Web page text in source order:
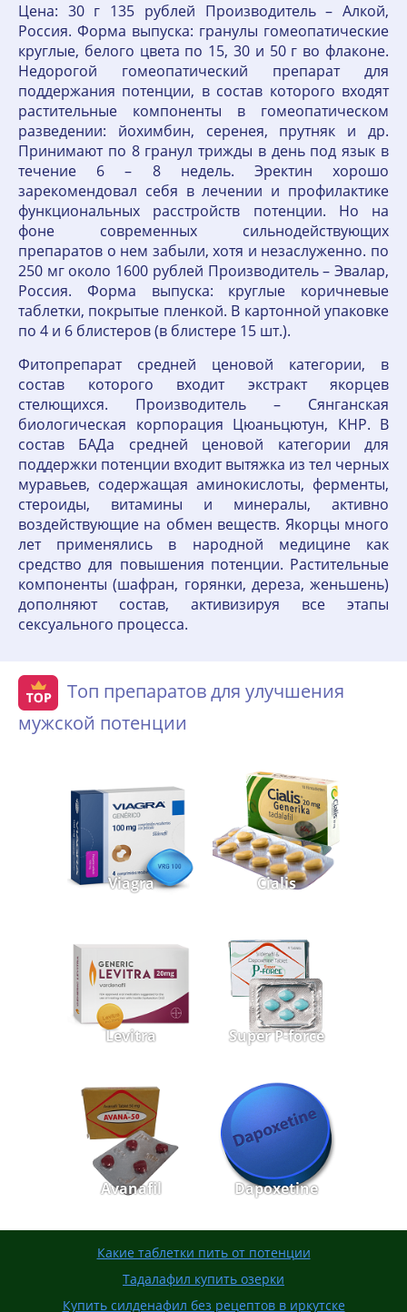
Цена: 30 г 135 рублей Производитель – Алкой,
Россия. Форма выпуска: гранулы гомеопатические
круглые, белого цвета по 15, 30 и 50 г во флаконе.
Недорогой гомеопатический препарат для
поддержания потенции, в состав которого входят
растительные компоненты в гомеопатическом
разведении: йохимбин, серенея, прутняк и др.
Принимают по 8 гранул трижды в день под язык в
течение 6 – 8 недель. Эректин хорошо
зарекомендовал себя в лечении и профилактике
функциональных расстройств потенции. Но на
фоне современных сильнодействующих
препаратов о нем забыли, хотя и незаслуженно. по
250 мг около 1600 рублей Производитель – Эвалар,
Россия. Форма выпуска: круглые коричневые
таблетки, покрытые пленкой. В картонной упаковке
по 4 и 6 блистеров (в блистере 15 шт.).
Фитопрепарат средней ценовой категории, в
состав которого входит экстракт якорцев
стелющихся. Производитель – Сянганская
биологическая корпорация Цюаньцютун, КНР. В
состав БАДа средней ценовой категории для
поддержки потенции входит вытяжка из тел черных
муравьев, содержащая аминокислоты, ферменты,
стероиды, витамины и минералы, активно
воздействующие на обмен веществ. Якорцы много
лет применялись в народной медицине как
средство для повышения потенции. Растительные
компоненты (шафран, горянки, дереза, женьшень)
дополняют состав, активизируя все этапы
сексуального процесса.
Топ препаратов для улучшения
мужской потенции
Viagra Cialis
Levitra Super P-force
Avanafil Dapoxetine
Какие таблетки пить от потенции
Тадалафил купить озерки
Купить силденафил без рецептов в иркутске